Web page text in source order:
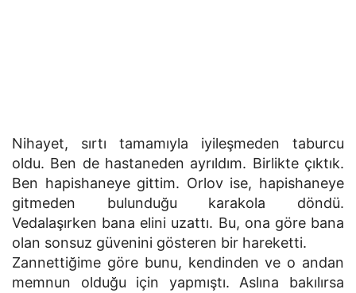
Nihayet, sırtı tamamıyla iyileşmeden taburcu
oldu. Ben de hastaneden ayrıldım. Birlikte çıktık.
Ben hapishaneye gittim. Orlov ise, hapishaneye
gitmeden bulunduğu karakola döndü.
Vedalaşırken bana elini uzattı. Bu, ona göre bana
olan sonsuz güvenini gösteren bir hareketti.
Zannettiğime göre bunu, kendinden ve o andan
memnun olduğu için yapmıştı. Aslına bakılırsa